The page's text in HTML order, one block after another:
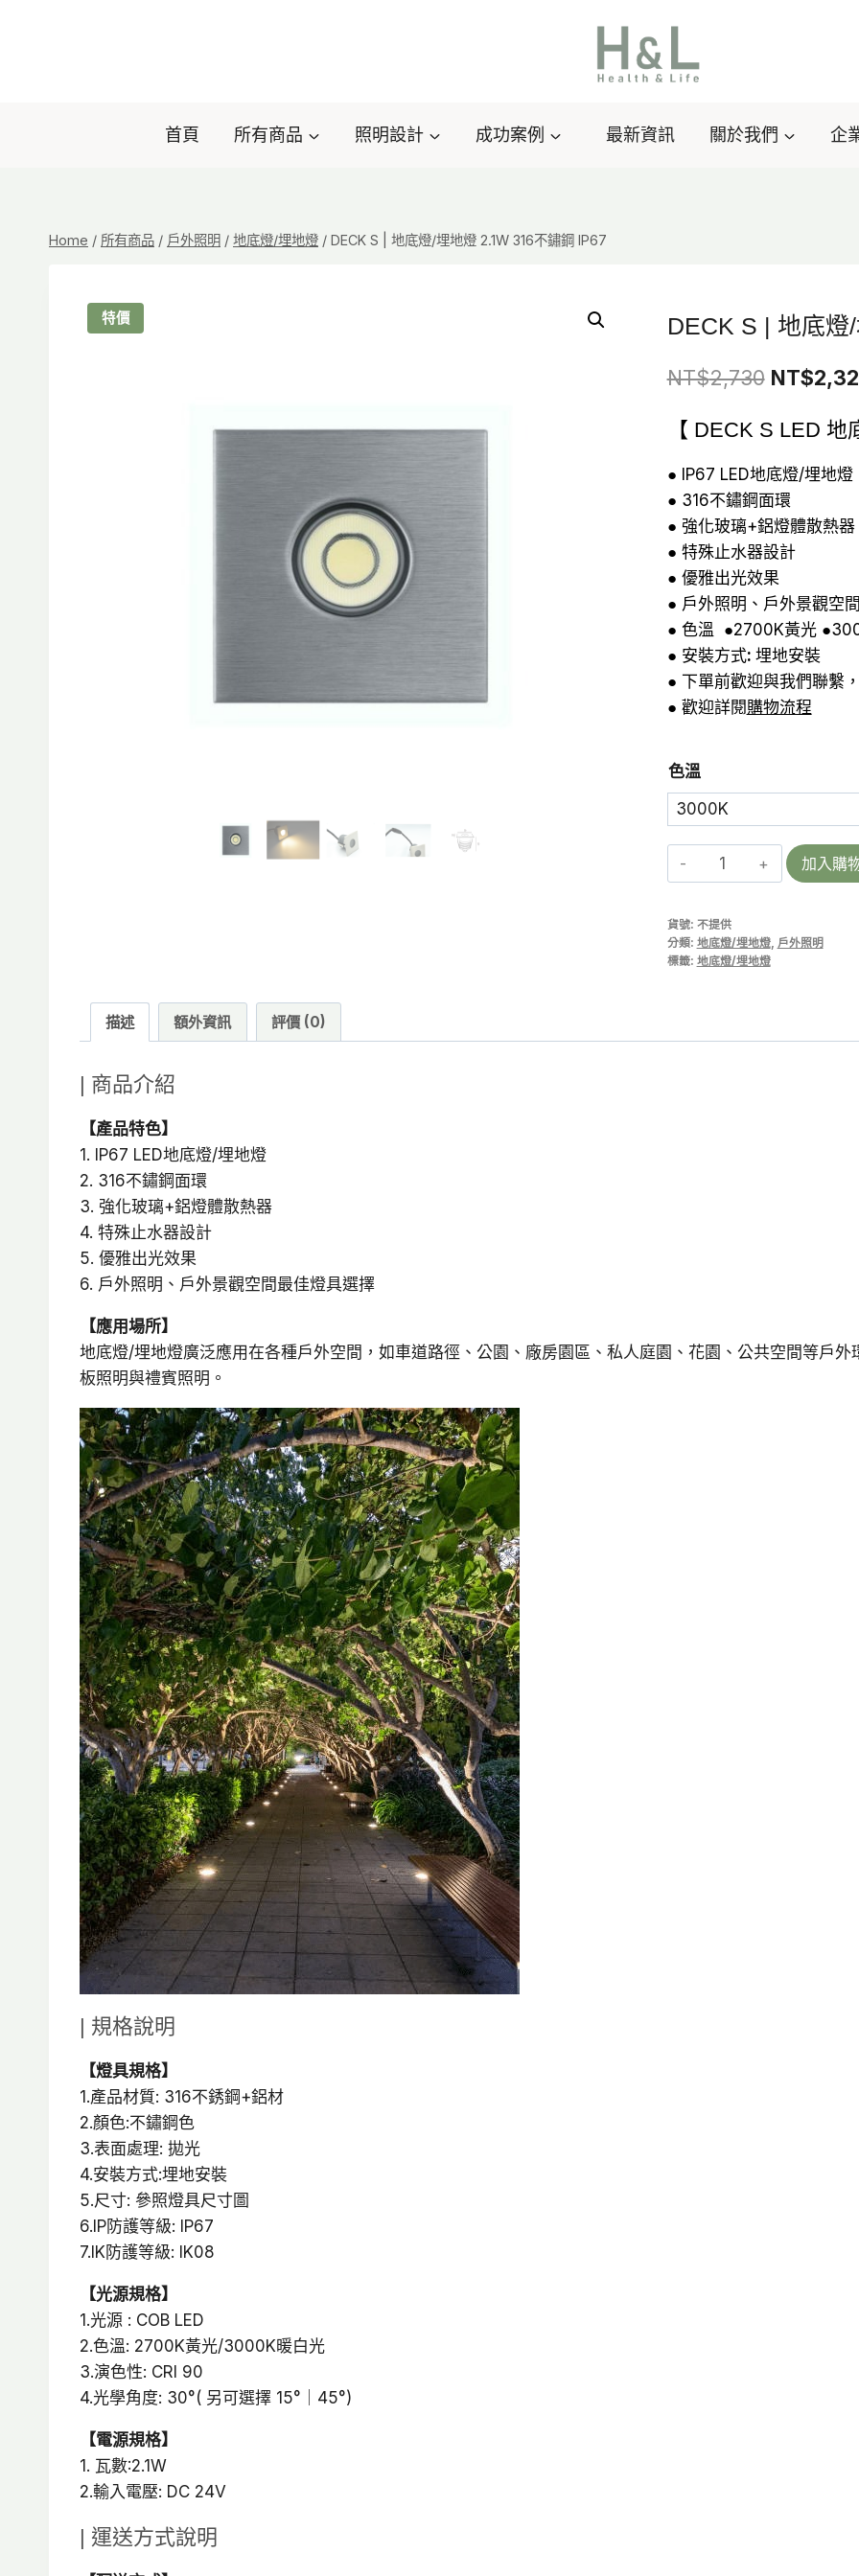
首頁 所有商品 照明設計 成功案例 最新資訊 關於我們 企
Home / 所有商品 / 戶外照明 / 地底燈/埋地燈 / DECK S | 地底燈/埋地燈 2.1W 316不鏽鋼 IP67
特價 DECK S | 地底
NT$2,730 原
價
格：
NT$
【 DECK S LED 地
● IP67 LED地底燈/埋地燈
● 316不鏽鋼面環
● 強化玻璃+鋁燈體散熱器
● 特殊止水器設計
● 優雅出光效果
● 戶外照明、戶外景觀空
● 色溫 ●2700K黃光
● 安裝方式: 埋地安裝
● 下單前歡迎與我們聯繫
● 歡迎詳閱購物流程
色溫
DECK
S
地
底
地
加入購
貨號: 不提供
分類: 地底燈/埋地燈, 戶外照明
標籤: 地底燈/埋地燈
描述 額外資訊 評價 (0)
| 商品介紹
【產品特色】
1. IP67 LED地底燈/埋地燈
2. 316不鏽鋼面環
3. 強化玻璃+鋁燈體散熱器
4. 特殊止水器設計
5. 優雅出光效果
6. 戶外照明、戶外景觀空間最佳燈具選擇
【應用場所】
地底燈/埋地燈廣泛應用在各種戶外空間，如車道路徑、公園、廠房園區、私人庭園、花園、公共空間等戶
板照明與禮賓照明。
| 規格說明
【燈具規格】
1.產品材質: 316不銹鋼+鋁材
2.顏色:不鏽鋼色
3.表面處理: 拋光
4.安裝方式:埋地安裝
5.尺寸: 參照燈具尺寸圖
6.IP防護等級: IP67
7.IK防護等級: IK08
【光源規格】
1.光源 : COB LED
2.色溫: 2700K黃光/3000K暖白光
3.演色性: CRI 90
4.光學角度: 30°( 另可選擇 15°｜45°)
【電源規格】
1. 瓦數:2.1W
2.輸入電壓: DC 24V
| 運送方式說明